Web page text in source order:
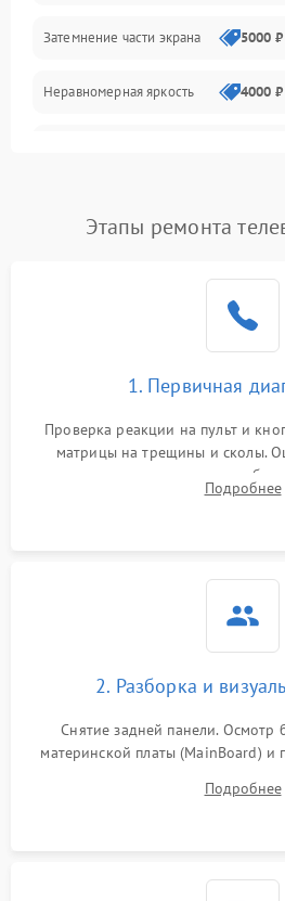
Сеть и подключения
Затемнение части экрана 5000 ₽
Неравномерная яркость 4000 ₽
Этапы ремонта
1. Первичная
Проверка реакции на пульт и
матрицы на трещины и сколы.
подсветки и индикаторов
источников сигнала дляПодробнее
2. Разборка и
Снятие задней панели. Осмотр
материнской платы (MainBoard) и
Проверка надежности фиксации
Подробнее